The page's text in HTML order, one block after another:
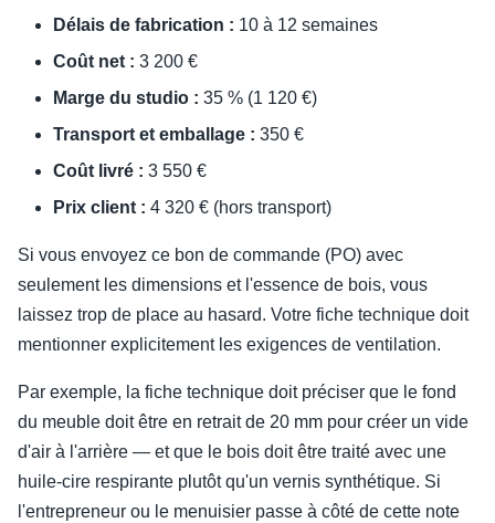
Délais de fabrication : 10 à 12 semaines
Coût net : 3 200 €
Marge du studio : 35 % (1 120 €)
Transport et emballage : 350 €
Coût livré : 3 550 €
Prix client : 4 320 € (hors transport)
Si vous envoyez ce bon de commande (PO) avec
seulement les dimensions et l'essence de bois, vous
laissez trop de place au hasard. Votre fiche technique doit
mentionner explicitement les exigences de ventilation.
Par exemple, la fiche technique doit préciser que le fond
du meuble doit être en retrait de 20 mm pour créer un vide
d'air à l'arrière — et que le bois doit être traité avec une
huile-cire respirante plutôt qu'un vernis synthétique. Si
l'entrepreneur ou le menuisier passe à côté de cette note